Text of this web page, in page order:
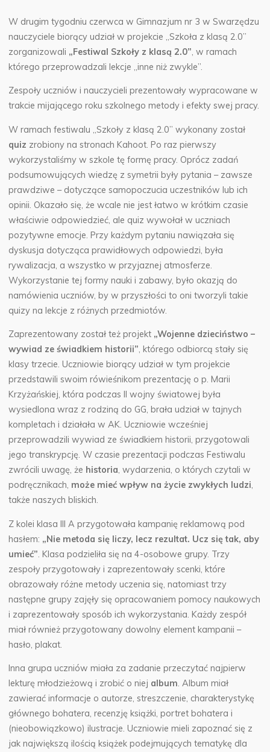
W drugim tygodniu czerwca w Gimnazjum nr 3 w Swarzędzu
nauczyciele biorący udział w projekcie „Szkoła z klasą 2.0”
zorganizowali „Festiwal Szkoły z klasą 2.0”, w ramach
którego przeprowadzali lekcje „inne niż zwykle”.
Zespoły uczniów i nauczycieli prezentowały wypracowane w
trakcie mijającego roku szkolnego metody i efekty swej pracy.
W ramach festiwalu „Szkoły z klasą 2.0” wykonany został
quiz zrobiony na stronach Kahoot. Po raz pierwszy
wykorzystaliśmy w szkole tę formę pracy. Oprócz zadań
podsumowujących wiedzę z symetrii były pytania – zawsze
prawdziwe – dotyczące samopoczucia uczestników lub ich
opinii. Okazało się, że wcale nie jest łatwo w krótkim czasie
właściwie odpowiedzieć, ale quiz wywołał w uczniach
pozytywne emocje. Przy każdym pytaniu nawiązała się
dyskusja dotycząca prawidłowych odpowiedzi, była
rywalizacja, a wszystko w przyjaznej atmosferze.
Wykorzystanie tej formy nauki i zabawy, było okazją do
namówienia uczniów, by w przyszłości to oni tworzyli takie
quizy na lekcje z różnych przedmiotów.
Zaprezentowany został też projekt „Wojenne dzieciństwo –
wywiad ze świadkiem historii”, którego odbiorcą stały się
klasy trzecie. Uczniowie biorący udział w tym projekcie
przedstawili swoim rówieśnikom prezentację o p. Marii
Krzyżańskiej, która podczas II wojny światowej była
wysiedlona wraz z rodziną do GG, brała udział w tajnych
kompletach i działała w AK. Uczniowie wcześniej
przeprowadzili wywiad ze świadkiem historii, przygotowali
jego transkrypcję. W czasie prezentacji podczas Festiwalu
zwrócili uwagę, że historia, wydarzenia, o których czytali w
podręcznikach, może mieć wpływ na życie zwykłych ludzi,
także naszych bliskich.
Z kolei klasa III A przygotowała kampanię reklamową pod
hasłem: „Nie metoda się liczy, lecz rezultat. Ucz się tak, aby
umieć” . Klasa podzieliła się na 4-osobowe grupy. Trzy
zespoły przygotowały i zaprezentowały scenki, które
obrazowały różne metody uczenia się, natomiast trzy
następne grupy zajęły się opracowaniem pomocy naukowych
i zaprezentowały sposób ich wykorzystania. Każdy zespół
miał również przygotowany dowolny element kampanii –
hasło, plakat.
Inna grupa uczniów miała za zadanie przeczytać najpierw
lekturę młodzieżową i zrobić o niej album. Album miał
zawierać informacje o autorze, streszczenie, charakterystykę
głównego bohatera, recenzję książki, portret bohatera i
(nieobowiązkowo) ilustracje. Uczniowie mieli zapoznać się z
jak największą ilością książek podejmujących tematykę dla